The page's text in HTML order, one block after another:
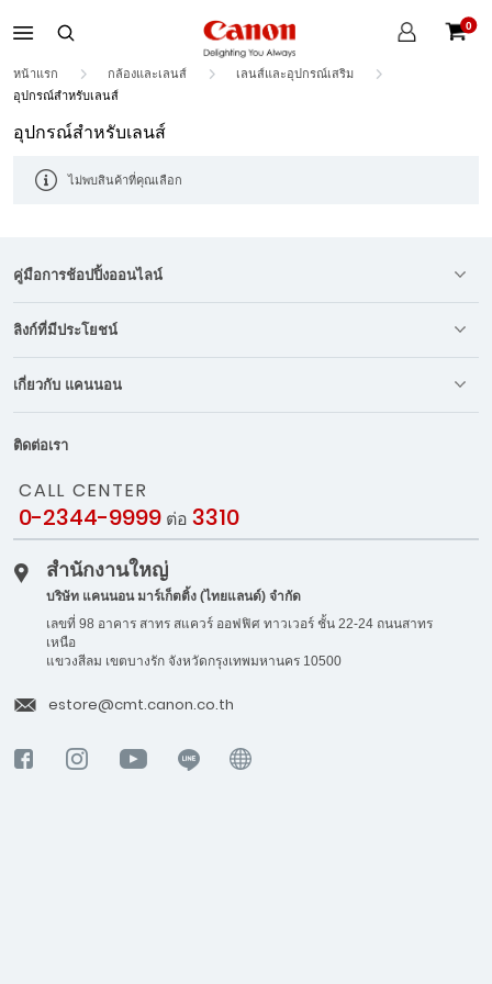
บัญชี
ของ
0
หน้าแรก กล้องและเลนส์
เลนส์และอุปกรณ์เสริม
อุปกรณ์สำหรับเลนส์
อุปกรณ์สำหรับเลนส์
ไม่พบสินค้าที่คุณเลือก
คู่มือการช้อปปิ้งออนไลน์
ลิงก์ที่มีประโยชน์
เกี่ยวกับ แคนนอน
ติดต่อเรา
CALL CENTER
0-2344-9999 ต่อ 3310
สำนักงานใหญ่
บริษัท แคนนอน มาร์เก็ตติ้ง (ไทยแลนด์) จำกัด
เลขที่ 98 อาคาร สาทร สแควร์ ออฟฟิศ ทาวเวอร์ ชั้น 22-24 ถนนสาทร
เหนือ
แขวงสีลม เขตบางรัก จังหวัดกรุงเทพมหานคร 10500
estore@cmt.canon.co.th